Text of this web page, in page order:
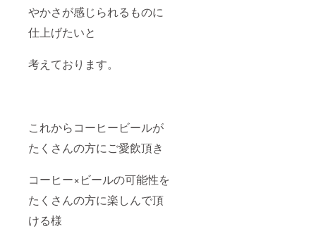
やかさが感じられるものに
仕上げたいと
考えております。
これからコーヒービールが
たくさんの方にご愛飲頂き
コーヒー×ビールの可能性を
たくさんの方に楽しんで頂
ける様